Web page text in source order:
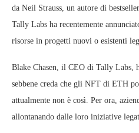
da Neil Strauss, un autore di
Tally Labs ha recentemente
risorse in progetti nuovi o esistenti
Blake Chasen, il CEO di Tally Labs,
sebbene creda che gli NFT di ETH
attualmente non è così. Per ora,
allontanando dalle loro iniziative